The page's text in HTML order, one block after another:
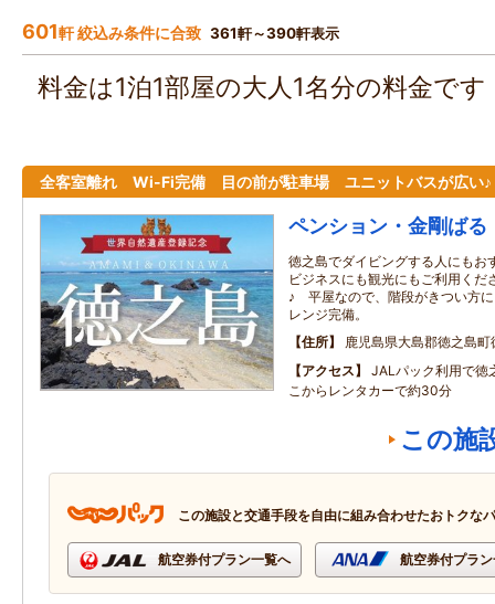
601軒 絞込み条件に合致 361軒～390軒表示
料金は1泊1部屋の大人1名分の料金で
全客室離れ Wi-Fi完備 目の前が駐車場 ユニットバスが広い♪
ペンション・金剛ばる
徳之島でダイビングする人にも
ビジネスにも観光にもご利用く
♪ 平屋なので、階段がきつい方
レンジ完備。
住所
鹿児島県大島郡徳之島
アクセス
JALパック利用で
こからレンタカーで約30分
この施
この施設と交通手段を自由に組み合わせたおトクな
航空券付プラン一覧へ 航空券付プラ